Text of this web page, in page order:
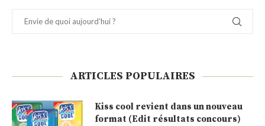
ARTICLES POPULAIRES
Kiss cool revient dans un nouveau
format (Edit résultats concours)